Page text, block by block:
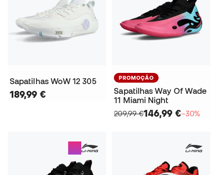
Sapatilhas WoW 12 305
189,99 €
PROMOÇÃO
Sapatilhas Way Of Wade
11 Miami Night
209,99 €146,99 €−30%